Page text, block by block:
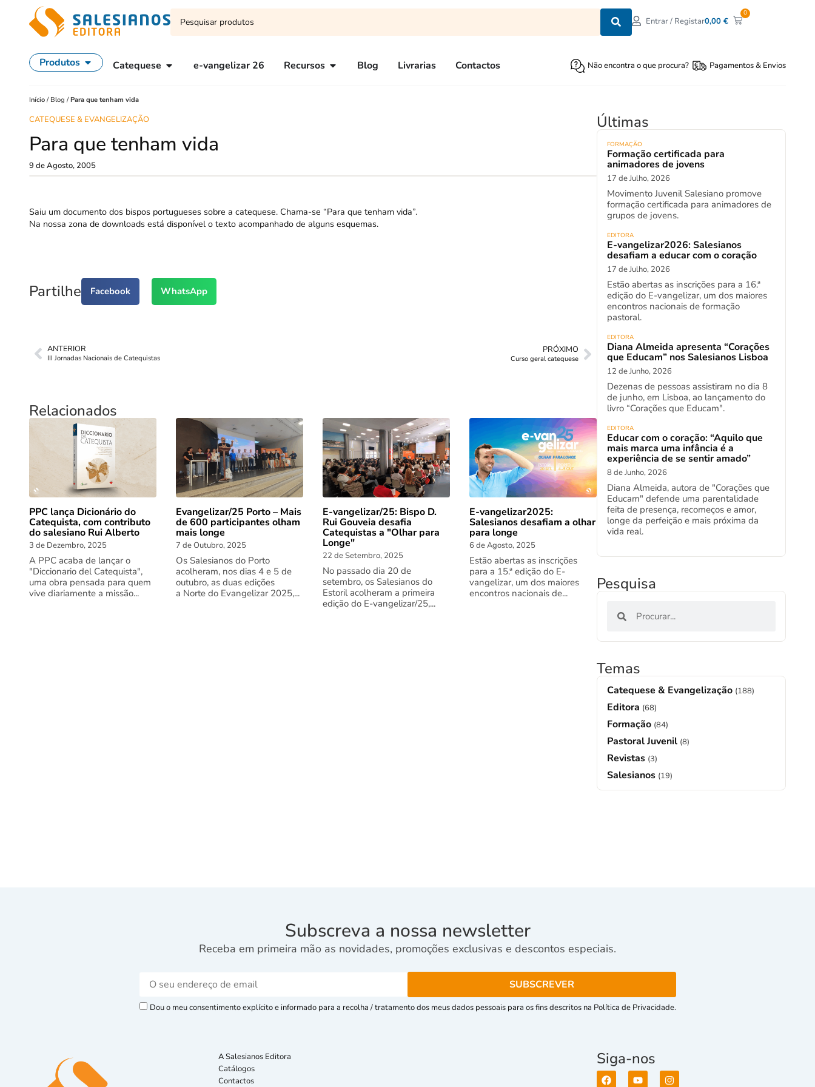
Entrar / Registar0,00€
0
Produtos Catequese e-vangelizar 26 Recursos Blog Livrarias Contactos Não encontra o que procura? Pagamentos & Envios
Início / Blog /Para que tenham vida
CATEQUESE & EVANGELIZAÇÃO
Para que tenham vida
9 de Agosto, 2005
Saiu um documento dos bispos portugueses sobre a catequese. Chama-se “Para que tenham vida”.
Na nossa zona de downloads está disponível o texto acompanhado de alguns esquemas.
Partilhe Facebook WhatsApp
ANTERIOR
III Jornadas Nacionais de Catequistas
PRÓXIMO
Curso geral catequese
Relacionados
PPC lança Dicionário do
Catequista, com contributo
do salesiano Rui Alberto
3 de Dezembro, 2025
A PPC acaba de lançar o
"Diccionario del Catequista",
uma obra pensada para quem
vive diariamente a missão...
Evangelizar/25 Porto – Mais
de 600 participantes olham
mais longe
7 de Outubro, 2025
Os Salesianos do Porto
acolheram, nos dias 4 e 5 de
outubro, as duas edições
a Norte do Evangelizar 2025,...
E-vangelizar/25: Bispo D.
Rui Gouveia desafia
Catequistas a "Olhar para
Longe"
22 de Setembro, 2025
No passado dia 20 de
setembro, os Salesianos do
Estoril acolheram a primeira
edição do E-vangelizar/25,...
E-vangelizar2025:
Salesianos desafiam a olhar
para longe
6 de Agosto, 2025
Estão abertas as inscrições
para a 15.ª edição do E-
vangelizar, um dos maiores
encontros nacionais de...
Últimas
FORMAÇÃO
Formação certificada para
animadores de jovens
17 de Julho, 2026
Movimento Juvenil Salesiano promove
formação certificada para animadores de
grupos de jovens.
EDITORA
E-vangelizar2026: Salesianos
desafiam a educar com o coração
17 de Julho, 2026
Estão abertas as inscrições para a 16.ª
edição do E-vangelizar, um dos maiores
encontros nacionais de formação
pastoral.
EDITORA
Diana Almeida apresenta “Corações
que Educam” nos Salesianos Lisboa
12 de Junho, 2026
Dezenas de pessoas assistiram no dia 8
de junho, em Lisboa, ao lançamento do
livro “Corações que Educam".
EDITORA
Educar com o coração: “Aquilo que
mais marca uma infância é a
experiência de se sentir amado”
8 de Junho, 2026
Diana Almeida, autora de "Corações que
Educam" defende uma parentalidade
feita de presença, recomeços e amor,
longe da perfeição e mais próxima da
vida real.
Pesquisa
Temas
Catequese & Evangelização (188)
Editora (68)
Formação (84)
Pastoral Juvenil (8)
Revistas (3)
Salesianos (19)
Subscreva a nossa newsletter
Receba em primeira mão as novidades, promoções exclusivas e descontos especiais.
Dou o meu consentimento explícito e informado para a recolha / tratamento dos meus dados pessoais para os fins descritos na Política de Privacidade.
A Salesianos Editora
Catálogos
Contactos
Siga-nos